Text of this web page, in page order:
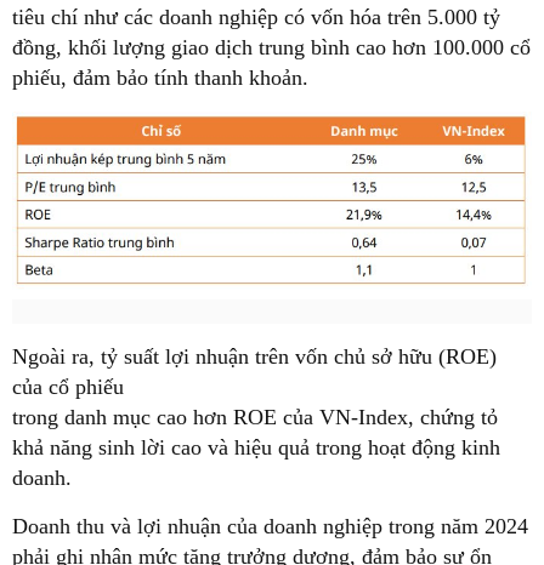
tiêu chí như các doanh nghiệp có vốn hóa trên 5.000 tỷ
đồng, khối lượng giao dịch trung bình cao hơn 100.000 cổ
phiếu, đảm bảo tính thanh khoản.
Ngoài ra, tỷ suất lợi nhuận trên vốn chủ sở hữu (ROE)
của cổ phiếu
trong danh mục cao hơn ROE của VN-Index, chứng tỏ
khả năng sinh lời cao và hiệu quả trong hoạt động kinh
doanh.
Doanh thu và lợi nhuận của doanh nghiệp trong năm 2024
phải ghi nhận mức tăng trưởng dương, đảm bảo sự ổn